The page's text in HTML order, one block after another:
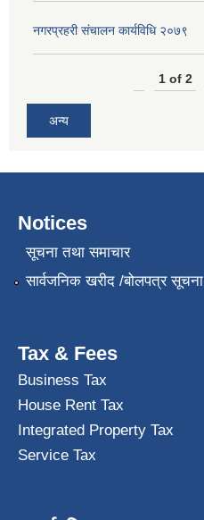
नगरप्रहरी संचालन कार्यविधि २०७९
1 of 2
अन्य
Notices
सूचना तथा समाचार
सार्वजनिक खरीद /बोलपत्र सूचना
Tax & Fees
Business Tax
House Rent Tax
Integrated Property Tax
Service Tax